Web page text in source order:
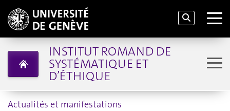
INSTITUT ROMAND DE
SYSTÉMATIQUE ET
D’ÉTHIQUE
Actualités et manifestations